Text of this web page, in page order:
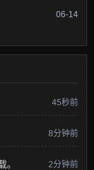
06-14
45秒前
8分钟前
。 2分钟前